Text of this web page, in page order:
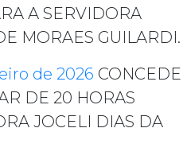
A SERVIDORA
MORAES GUILARDI.
de 2026 CONCEDE
DE 20 HORAS
JOCELI DIAS DA